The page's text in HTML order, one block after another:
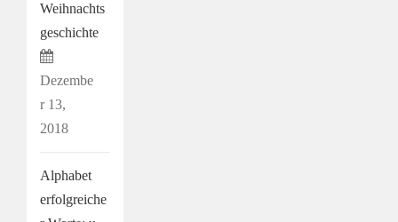
Weihnachts
geschichte
Dezembe
r 13,
2018
Alphabet
erfolgreiche